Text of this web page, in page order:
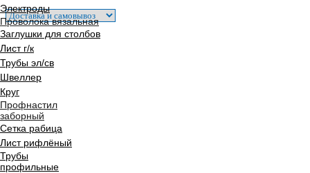
Электроды
Проволока вязальная
Заглушки для столбов
Лист г/к
Трубы эл/св
Швеллер
Круг
Профнастил
заборный
Сетка рабица
Лист рифлёный
Трубы
профильные